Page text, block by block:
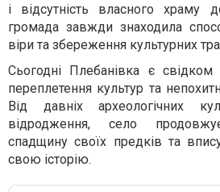
і відсутність власного храму
громада завжди знаходила
віри та збереження культурних
Сьогодні Плебанівка є свідком
переплетення культур та
Від давніх археологічних
відродження, село
спадщину своїх предків та
свою історію.